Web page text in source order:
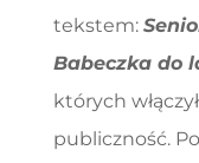
tekstem:
Babeczka do
których
publiczność.